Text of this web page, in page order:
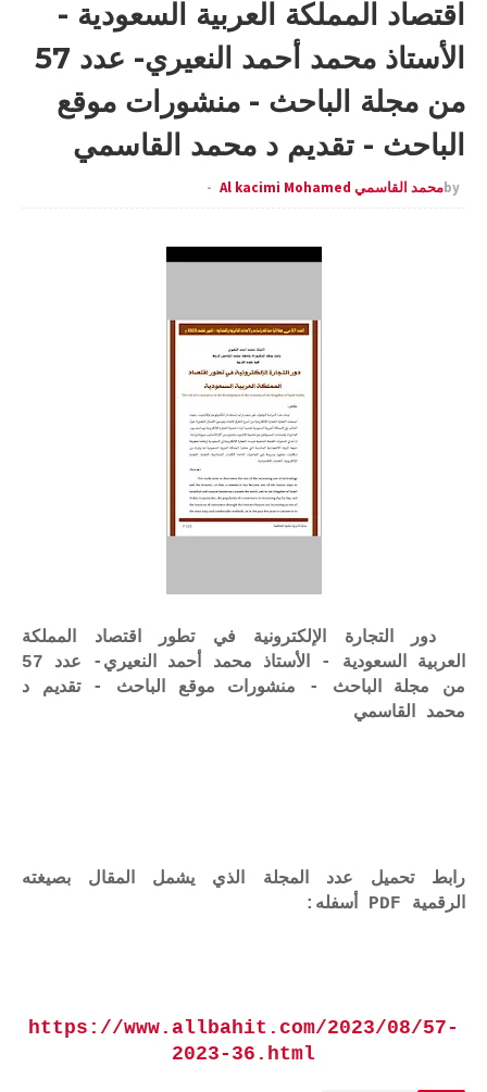
اقتصاد المملكة العربية السعودية -
الأستاذ محمد أحمد النعيري- عدد 57
من مجلة الباحث - منشورات موقع
الباحث - تقديم د محمد القاسمي
byمحمد القاسمي Al kacimi Mohamed
دور التجارة الإلكترونية في تطور اقتصاد المملكة
العربية السعودية - الأستاذ محمد أحمد النعيري- عدد 57
من مجلة الباحث - منشورات موقع الباحث - تقديم د
محمد القاسمي
رابط تحميل عدد المجلة الذي يشمل المقال بصيغته
الرقمية PDF أسفله:
https://www.allbahit.com/2023/08/57-
2023-36.html